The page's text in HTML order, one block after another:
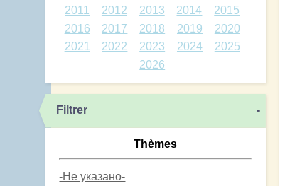
2011
2012 2013 2014
2015
2016
2017 2018 2019
2020
2021
2022 2023 2024
2025
2026
Filtrer -
Thèmes
-Не указано-